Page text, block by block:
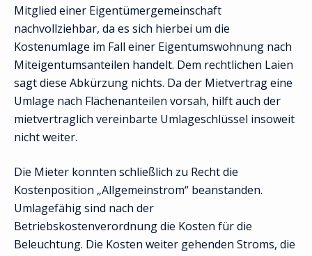
Mitglied einer Eigentümergemeinschaft
nachvollziehbar, da es sich hierbei um die
Kostenumlage im Fall einer Eigentumswohnung nach
Miteigentumsanteilen handelt. Dem rechtlichen Laien
sagt diese Abkürzung nichts. Da der Mietvertrag eine
Umlage nach Flächenanteilen vorsah, hilft auch der
mietvertraglich vereinbarte Umlageschlüssel insoweit
nicht weiter.
Die Mieter konnten schließlich zu Recht die
Kostenposition „Allgemeinstrom“ beanstanden.
Umlagefähig sind nach der
Betriebskostenverordnung die Kosten für die
Beleuchtung. Die Kosten weiter gehenden Stroms, die